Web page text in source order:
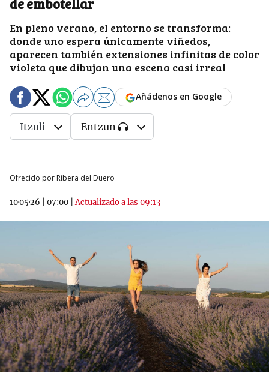
de embotellar
En pleno verano, el entorno se transforma:
donde uno espera únicamente viñedos,
aparecen también extensiones infinitas de color
violeta que dibujan una escena casi irreal
Ofrecido por Ribera del Duero
10·05·26 07:00 |Actualizado a las 09:13
Añádenos en Google
Itzuli Entzun